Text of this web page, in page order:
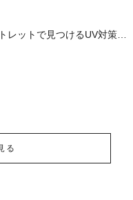
レットで見つけるUV対策ウ
る